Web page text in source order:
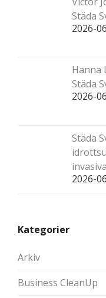
Städa
2026-
Hanna
Städa
2026-
Städa
2026-
Kategorier
Arkiv
Business CleanUp